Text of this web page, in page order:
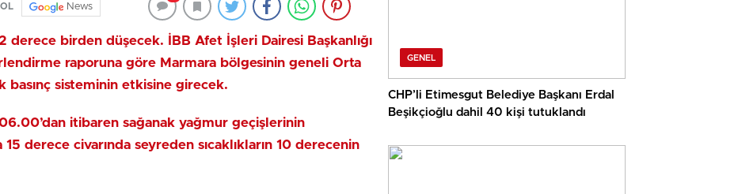
News
derece birden düşecek. İBB Afet İşleri Dairesi Başkanlığı
raporuna göre Marmara bölgesinin geneli Orta
sisteminin etkisine girecek.
itibaren sağanak yağmur geçişlerinin
derece civarında seyreden sıcaklıkların 10 derecenin
GENEL
CHP’li Etimesgut Belediye Başkanı Erdal
Beşikçioğlu dahil 40 kişi tutuklandı